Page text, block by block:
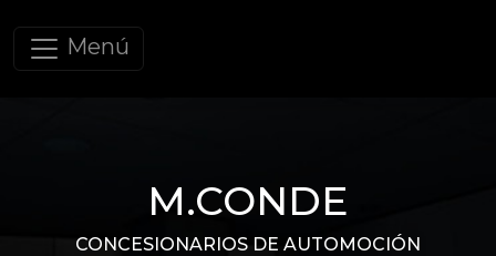
Menú
M.CONDE
CONCESIONARIOS DE AUTOMOCIÓN